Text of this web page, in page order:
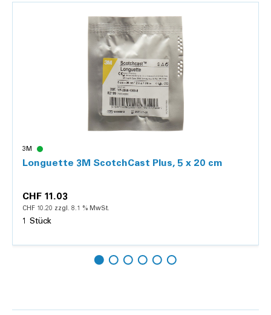
3M
Longuette 3M ScotchCast Plus, 5 x 20 cm
CHF 11.03
CHF 10.20 zzgl. 8.1 % MwSt.
1 Stück
Hinzufügen